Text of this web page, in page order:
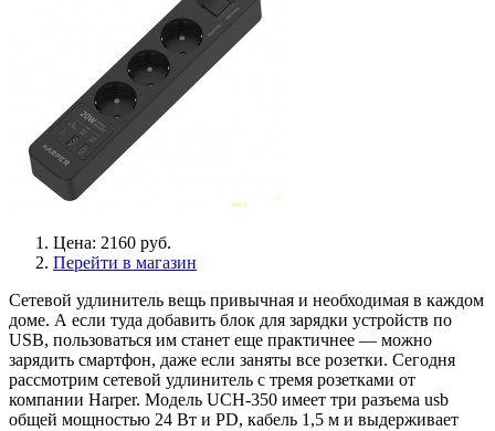
Цена: 2160 руб.
Перейти в магазин
Сетевой удлинитель вещь привычная и необходимая в каждом
доме. А если туда добавить блок для зарядки устройств по
USB, пользоваться им станет еще практичнее — можно
зарядить смартфон, даже если заняты все розетки. Сегодня
рассмотрим сетевой удлинитель с тремя розетками от
компании Harper. Модель UCH-350 имеет три разъема usb
общей мощностью 24 Вт и PD, кабель 1,5 м и выдерживает